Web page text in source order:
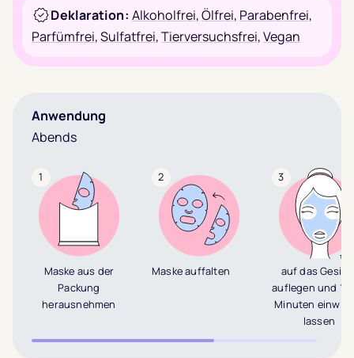
Deklaration: Alkoholfrei,Ölfrei, Parabenfrei,
Parfümfrei,Sulfatfrei,Tierversuchsfrei,Vegan
Anwendung
Abends
1
Maske aus der
Packung
herausnehmen
2
Maske auffalten
3
auf das
auflegen und
Minuten
lassen